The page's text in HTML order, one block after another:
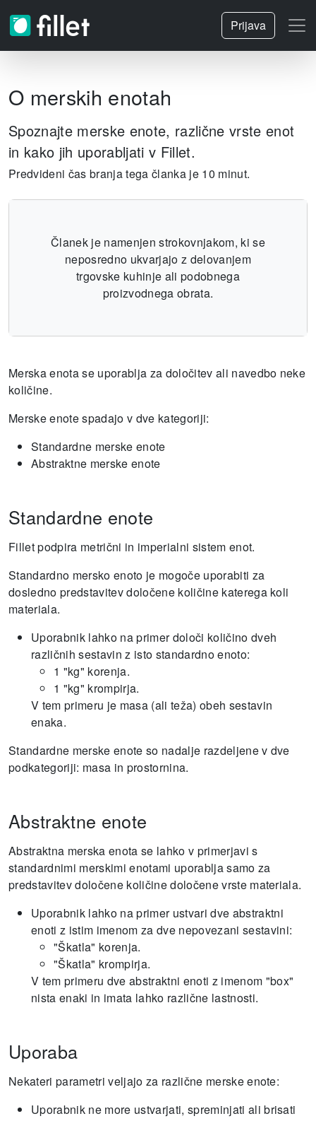
Prijava
O merskih enotah
Spoznajte merske enote, različne vrste enot
in kako jih uporabljati v Fillet.
Predvideni čas branja tega članka je 10 minut.
Članek je namenjen strokovnjakom, ki se
neposredno ukvarjajo z delovanjem
trgovske kuhinje ali podobnega
proizvodnega obrata.
Merska enota se uporablja za določitev ali navedbo neke
količine.
Merske enote spadajo v dve kategoriji:
Standardne merske enote
Abstraktne merske enote
Standardne enote
Fillet podpira metrični in imperialni sistem enot.
Standardno mersko enoto je mogoče uporabiti za
dosledno predstavitev določene količine katerega koli
materiala.
Uporabnik lahko na primer določi količino dveh
različnih sestavin z isto standardno enoto:
1 "kg" korenja.
1 "kg" krompirja.
V tem primeru je masa (ali teža) obeh sestavin
enaka.
Standardne merske enote so nadalje razdeljene v dve
podkategoriji: masa in prostornina.
Abstraktne enote
Abstraktna merska enota se lahko v primerjavi s
standardnimi merskimi enotami uporablja samo za
predstavitev določene količine določene vrste materiala.
Uporabnik lahko na primer ustvari dve abstraktni
enoti z istim imenom za dve nepovezani sestavini:
"Škatla" korenja.
"Škatla" krompirja.
V tem primeru dve abstraktni enoti z imenom "box"
nista enaki in imata lahko različne lastnosti.
Uporaba
Nekateri parametri veljajo za različne merske enote:
Uporabnik ne more ustvarjati, spreminjati ali brisati